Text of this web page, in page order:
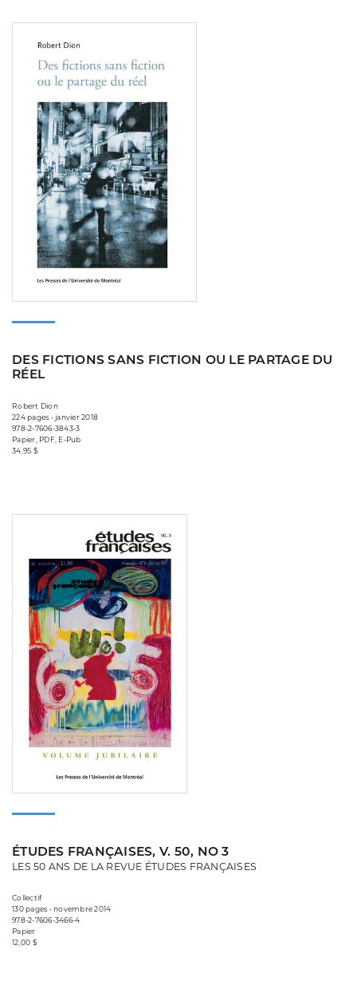
DES FICTIONS SANS FICTION OU LE PARTAGE DU
RÉEL
Robert Dion
224 pages • janvier 2018
978-2-7606-3843-3
Papier, PDF, E-Pub
34,95 $
ÉTUDES FRANÇAISES, V. 50, NO 3
LES 50 ANS DE LA REVUE ÉTUDES FRANÇAISES
Collectif
130 pages • novembre 2014
978-2-7606-3466-4
Papier
12,00 $